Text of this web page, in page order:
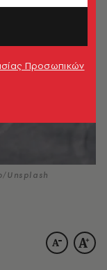
Unsplash
Προσωπικών